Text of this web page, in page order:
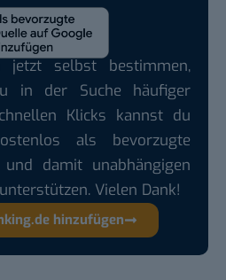
jetzt selbst bestimmen,
in der Suche häufiger
Klicks kannst du
als bevorzugte
damit unabhängigen
Vielen Dank!
hinzufügen